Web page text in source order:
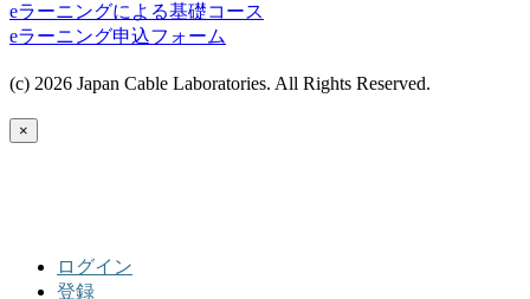
eラーニングによる基礎コース
eラーニング申込フォーム
(c) 2026 Japan Cable Laboratories. All Rights Reserved.
×
ログイン
登録